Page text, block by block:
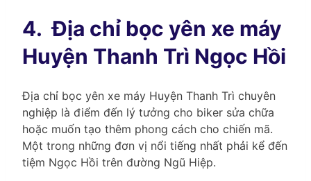
4.Địa chỉ bọc yên xe máy
Huyện Thanh Trì Ngọc Hồi
Địa chỉ bọc yên xe máy Huyện Thanh Trì chuyên
nghiệp là điểm đến lý tưởng cho biker sửa chữa
hoặc muốn tạo thêm phong cách cho chiến mã.
Một trong những đơn vị nổi tiếng nhất phải kể đến
tiệm Ngọc Hồi trên đường Ngũ Hiệp.